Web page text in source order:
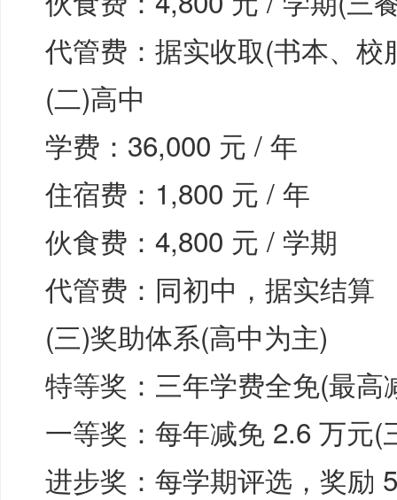
代管费：据实收取(书本、
(二)高中
学费：36,000 元 / 年
住宿费：1,800 元 / 年
伙食费：4,800 元 / 学期
代管费：同初中，据实结算
(三)奖助体系(高中为主)
特等奖：三年学费全免(最高
一等奖：每年减免 2.6 万元(
进步奖：每学期评选，奖励